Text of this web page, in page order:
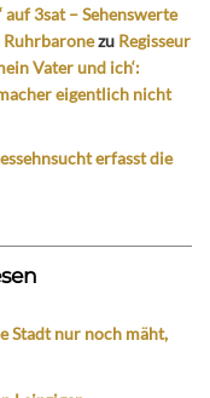
3sat – Sehenswerte
Ruhrbaronezu Regisseur
Vater und ich‘:
eigentlich nicht
erfasst die
Stadt nur noch mäht,